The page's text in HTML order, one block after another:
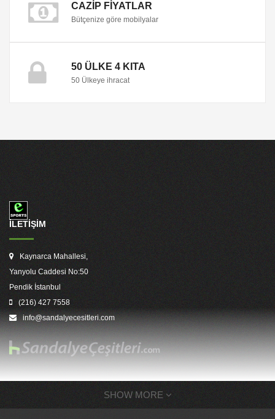
CAZIP FIYATLAR
Bütçenize göre mobilyalar
50 ÜLKE 4 KITA
50 Ülkeye ihracat
İLETİŞİM
Kaynarca Mahallesi,
Yanyolu Caddesi No:50
Pendik İstanbul
(216) 427 7558
info@sandalyecesitleri.com
SHOW MORE